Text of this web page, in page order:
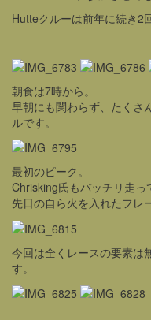
Hutteクルーは前年に続き2
朝食は7時から。
早朝にも関わらず、たくさ
ルです。
最初のピーク。
Chrisking氏もバッチリ走っ
先日の自ら火を入れたフレ
今回は全くレースの要素は
す。